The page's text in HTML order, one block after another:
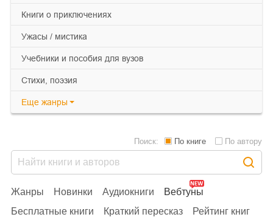
книги о приключениях
ужасы / мистика
учебники и пособия для вузов
cтихи, поэзия
Еще жанры
Жанры Новинки Аудиокниги
Вебтуны
Бесплатные книги
Краткий пересказ
Рейтинг книг
Поиск: По книге По автору